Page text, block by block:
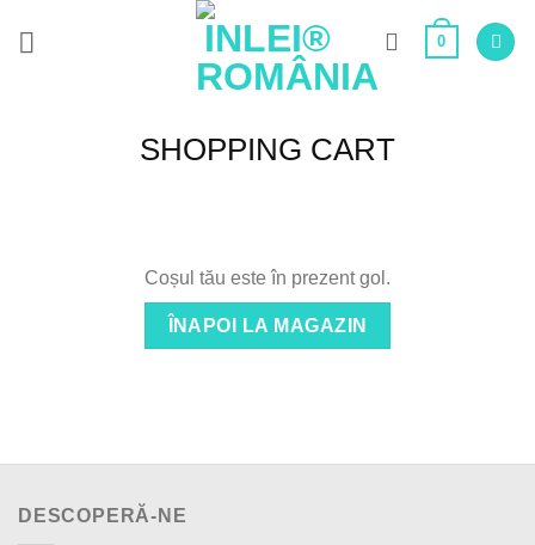
0
SHOPPING CART
Coșul tău este în prezent gol.
ÎNAPOI LA MAGAZIN
DESCOPERĂ-NE